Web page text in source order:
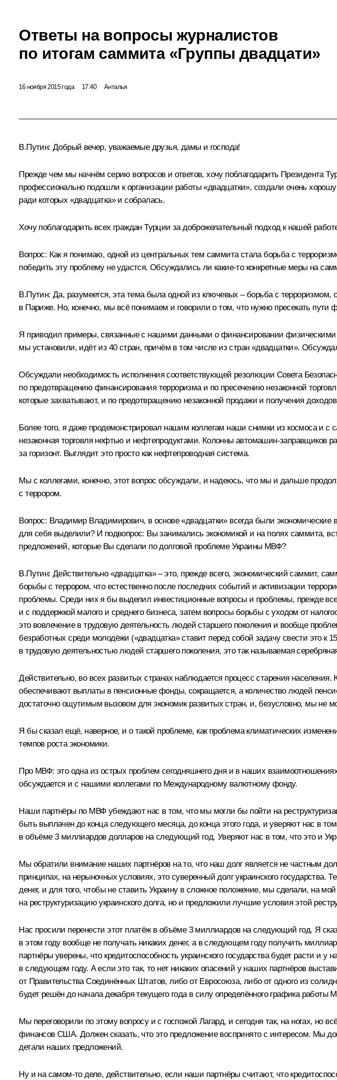
Ответы на вопросы журналистов
по итогам саммита «Группы двадцати»
16 ноября 2015 года 17:40 Анталья
В.Путин: Добрый вечер, уважаемые друзья, дамы и господа!
Прежде чем мы начнём серию вопросов и ответов, хочу поблагодарить Президента
профессионально подошли к организации работы «двадцатки», создали очень
ради которых «двадцатка» и собралась.
Хочу поблагодарить всех граждан Турции за доброжелательный подход к нашей
Вопрос: Как я понимаю, одной из центральных тем саммита стала борьба с
победить эту проблему не удастся. Обсуждались ли какие‑то конкретные меры на
В.Путин: Да, разумеется, эта тема была одной из ключевых – борьба с терроризмом,
в Париже. Но, конечно, мы всё понимаем и говорили о том, что нужно пресекать пути
Я приводил примеры, связанные с нашими данными о финансировании
мы установили, идёт из 40 стран, причём в том числе из стран «двадцатки».
Обсуждали необходимость исполнения соответствующей резолюции Совета
по предотвращению финансирования терроризма и по пресечению незаконной
которые захватывают, и по предотвращению незаконной продажи и получения
Более того, я даже продемонстрировал нашим коллегам наши снимки из космоса и с
незаконная торговля нефтью и нефтепродуктами. Колонны автомашин-заправщиков
за горизонт. Выглядит это просто как нефтепроводная система.
Мы с коллегами, конечно, этот вопрос обсуждали, и надеюсь, что мы и дальше
с террором.
Вопрос: Владимир Владимирович, в основе «двадцатки» всегда были
для себя выделили? И подвопрос: Вы занимались экономикой и на полях саммита,
предложений, которые Вы сделали по долговой проблеме Украины МВФ?
В.Путин: Действительно «двадцатка» – это, прежде всего, экономический саммит,
борьбы с террором, что естественно после последних событий и активизации
проблемы. Среди них я бы выделил инвестиционные вопросы и проблемы, прежде
и с поддержкой малого и среднего бизнеса, затем вопросы борьбы с уходом от
это вовлечение в трудовую деятельность людей старшего поколения и вообще
безработных среди молодёжи («двадцатка» ставит перед собой задачу свести это к
в трудовую деятельностью людей старшего поколения, это так называемая
Действительно, во всех развитых странах наблюдается процесс старения
обеспечивают выплаты в пенсионные фонды, сокращается, а количество людей
достаточно ощутимым вызовом для экономик развитых стран, и, безусловно, мы не
Я бы сказал ещё, наверное, и о такой проблеме, как проблема климатических
темпов роста экономики.
Про МВФ: это одна из острых проблем сегодняшнего дня и в наших
обсуждается и с нашими коллегами по Международному валютному фонду.
Наши партнёры по МВФ убеждают нас в том, что мы могли бы пойти на
быть выплачен до конца следующего месяца, до конца этого года, и уверяют нас в
в объёме 3 миллиардов долларов на следующий год. Уверяют нас в том, что это и
Мы обратили внимание наших партнёров на то, что наш долг является не частным
принципах, на нерыночных условиях, это суверенный долг украинского государства.
денег, и для того, чтобы не ставить Украину в сложное положение, мы сделали, на
на реструктуризацию украинского долга, но и предложили лучшие условия этой
Нас просили перенести этот платёж в объёме 3 миллиардов на следующий год. Я
в этом году вообще не получать никаких денег, а в следующем году получить
партнёры уверены, что кредитоспособность украинского государства будет расти
в следующем году. А если это так, то нет никаких опасений у наших партнёров
от Правительства Соединённых Штатов, либо от Евросоюза, либо от одного из
будет решён до начала декабря текущего года в силу определённого графика работы
Мы переговорили по этому вопросу и с госпожой Лагард, и сегодня так, на ногах, но
финансов США. Должен сказать, что это предложение воспринято с интересом. Мы
детали наших предложений.
Ну и на самом‑то деле, действительно, если наши партнёры считают, что